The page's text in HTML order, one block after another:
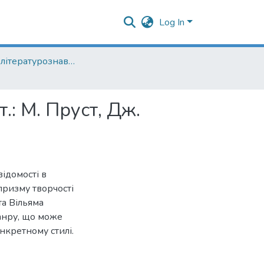
Log In
Кафедра літературознавства
М. Пруст, Дж.
в
творчості
Вільяма
що може
стилі.